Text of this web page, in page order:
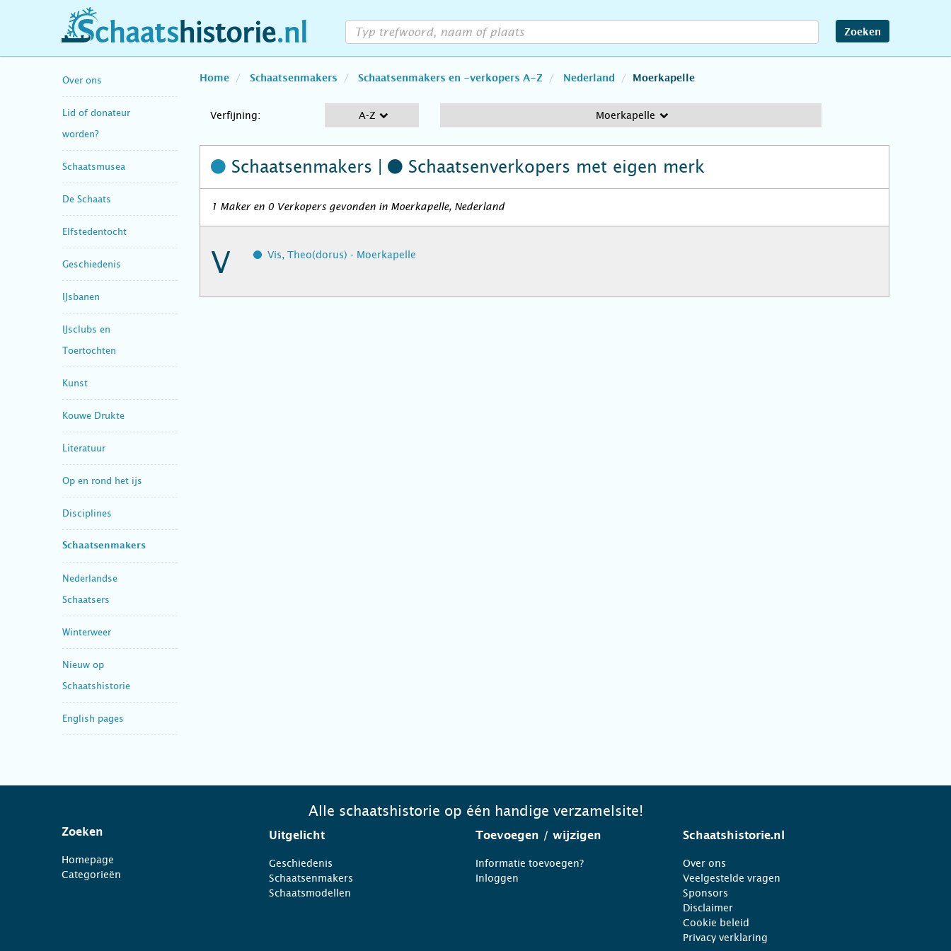
schaatshistorie.nl Zoeken
Over ons
Lid of donateur
worden?
Schaatsmusea
De Schaats
Elfstedentocht
Geschiedenis
IJsbanen
IJsclubs en
Toertochten
Kunst
Kouwe Drukte
Literatuur
Op en rond het ijs
Disciplines
Schaatsenmakers
Nederlandse
Schaatsers
Winterweer
Nieuw op
Schaatshistorie
English pages
Home Schaatsenmakers Schaatsenmakers en -verkopers A-Z Nederland Moerkapelle
Verfijning: A-Z Moerkapelle
Schaatsenmakers | Schaatsenverkopers met eigen merk
1 Maker en 0 Verkopers gevonden in Moerkapelle, Nederland
V Vis, Theo(dorus) - Moerkapelle
Alle schaatshistorie op één handige verzamelsite!
Zoeken
Homepage
Categorieën
Uitgelicht
Geschiedenis
Schaatsenmakers
Schaatsmodellen
Toevoegen / wijzigen
Informatie toevoegen?
Inloggen
Schaatshistorie.nl
Over ons
Veelgestelde vragen
Sponsors
Disclaimer
Cookie beleid
Privacy verklaring